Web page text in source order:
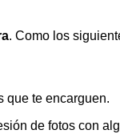
. Como los
que te encarguen.
de fotos con